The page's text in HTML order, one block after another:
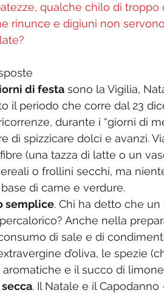
qualche chilo di
rinunce e digiuni non
di festa sono la Vigilia,
il periodo che corre dal 23
durante i “giorni di
di spizzicare dolci e avanzi.
(una tazza di latte o un
o frollini secchi, ma
di carne e verdure.
semplice. Chi ha detto che
Anche nella
di sale e di
d’oliva, le spezie
aromatiche e il succo di
. Il Natale e il